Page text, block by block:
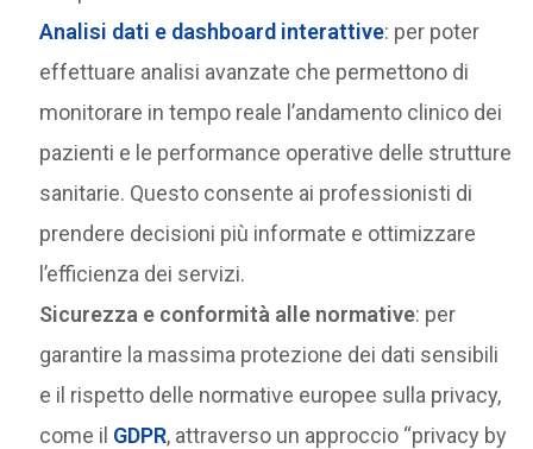
Analisi dati e dashboard interattive: per poter
effettuare analisi avanzate che permettono di
monitorare in tempo reale l’andamento clinico dei
pazienti e le performance operative delle strutture
sanitarie. Questo consente ai professionisti di
prendere decisioni più informate e ottimizzare
l’efficienza dei servizi.
Sicurezza e conformità alle normative: per
garantire la massima protezione dei dati sensibili
e il rispetto delle normative europee sulla privacy,
come il GDPR, attraverso un approccio “privacy by